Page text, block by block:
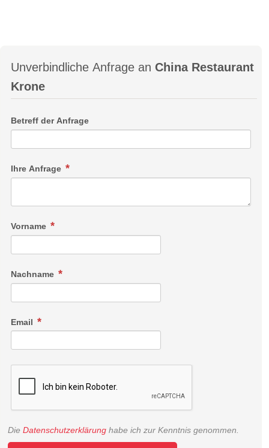
Unverbindliche Anfrage an China Restaurant
Krone
Betreff der Anfrage
Ihre Anfrage
Vorname
Nachname
Email
Die Datenschutzerklärung habe ich zur Kenntnis genommen.